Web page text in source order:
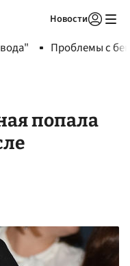
Новости
Проблемы с
попала